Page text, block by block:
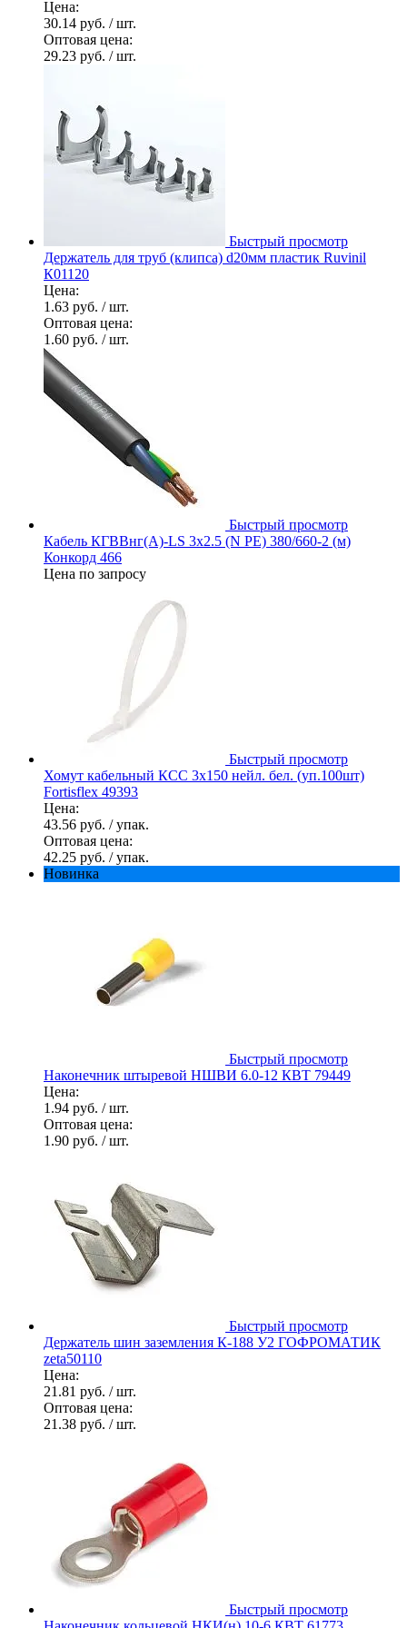
Цена:
30.14 руб. / шт.
Оптовая цена:
29.23 руб. / шт.
Быстрый просмотр
Держатель для труб (клипса) d20мм пластик Ruvinil
К01120
Цена:
1.63 руб. / шт.
Оптовая цена:
1.60 руб. / шт.
Быстрый просмотр
Кабель КГВВнг(А)-LS 3х2.5 (N PE) 380/660-2 (м)
Конкорд 466
Цена по запросу
Быстрый просмотр
Хомут кабельный КСС 3х150 нейл. бел. (уп.100шт)
Fortisflex 49393
Цена:
43.56 руб. / упак.
Оптовая цена:
42.25 руб. / упак.
Новинка
Быстрый просмотр
Наконечник штыревой НШВИ 6.0-12 КВТ 79449
Цена:
1.94 руб. / шт.
Оптовая цена:
1.90 руб. / шт.
Быстрый просмотр
Держатель шин заземления К-188 У2 ГОФРОМАТИК
zeta50110
Цена:
21.81 руб. / шт.
Оптовая цена:
21.38 руб. / шт.
Быстрый просмотр